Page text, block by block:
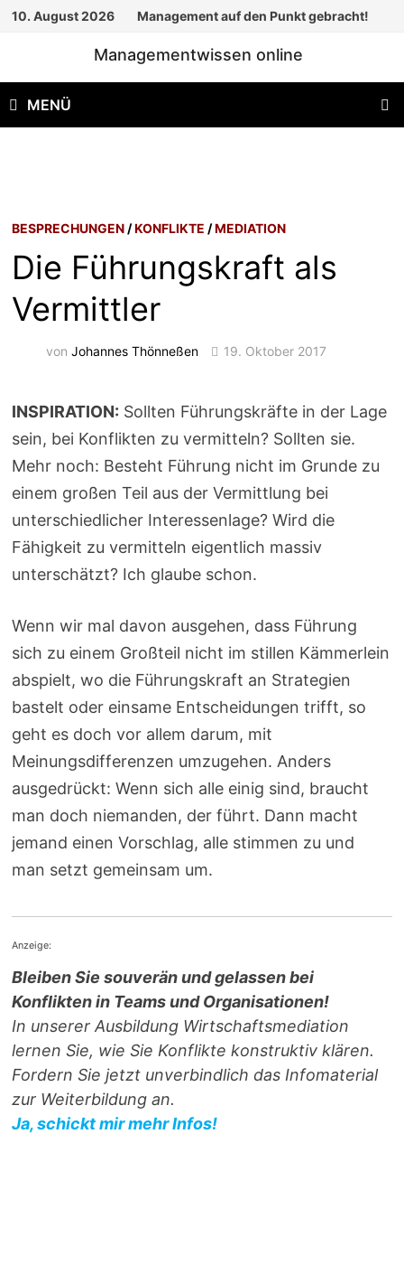
Zum10. August 2026 Management auf den Punkt gebracht!
Managementwissen online
MENÜ
BESPRECHUNGEN /KONFLIKTE /MEDIATION
Die Führungskraft als
Vermittler
vonJohannes Thönneßen 19. Oktober 2017
INSPIRATION: Sollten Führungskräfte in der Lage
sein, bei Konflikten zu vermitteln? Sollten sie.
Mehr noch: Besteht Führung nicht im Grunde zu
einem großen Teil aus der Vermittlung bei
unterschiedlicher Interessenlage? Wird die
Fähigkeit zu vermitteln eigentlich massiv
unterschätzt? Ich glaube schon.
Wenn wir mal davon ausgehen, dass Führung
sich zu einem Großteil nicht im stillen Kämmerlein
abspielt, wo die Führungskraft an Strategien
bastelt oder einsame Entscheidungen trifft, so
geht es doch vor allem darum, mit
Meinungsdifferenzen umzugehen. Anders
ausgedrückt: Wenn sich alle einig sind, braucht
man doch niemanden, der führt. Dann macht
jemand einen Vorschlag, alle stimmen zu und
man setzt gemeinsam um.
Anzeige:
Bleiben Sie souverän und gelassen bei
Konflikten in Teams und Organisationen!
In unserer Ausbildung Wirtschaftsmediation
lernen Sie, wie Sie Konflikte konstruktiv klären.
Fordern Sie jetzt unverbindlich das Infomaterial
zur Weiterbildung an.
Ja, schickt mir mehr Infos!